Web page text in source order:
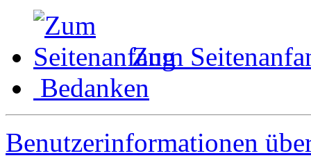
Zum
Bedanken
Benutzerinformationen